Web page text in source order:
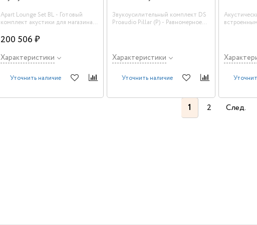
Apart Lounge Set BL - Готовый
комплект акустики для магазина
Вт, сабвуфер 125 Вт, 3 канальный
усилитель)
200 506 ₽
Характеристики
Уточнить наличие
Звукоусилительный комплект DS
Proaudio Pillar (P) - Равномерное
140°), в совокупности с дизайном,
делают его отличным решением
Характеристики
Уточнить наличие
PEQ x9,
1 2 След.